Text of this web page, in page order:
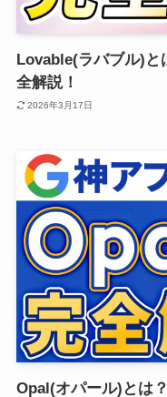
Lovable(ラバブル)と
全解説！
2026年3月17日
Opal(オパール)とは